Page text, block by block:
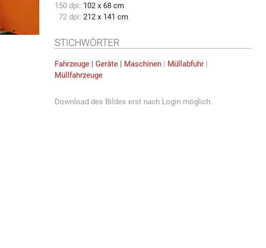
150 dpi: 102 x 68 cm
72 dpi: 212 x 141 cm
STICHWÖRTER
Fahrzeuge | Geräte | Maschinen | Müllabfuhr |
Müllfahrzeuge
Download des Bildes erst nach Login möglich.